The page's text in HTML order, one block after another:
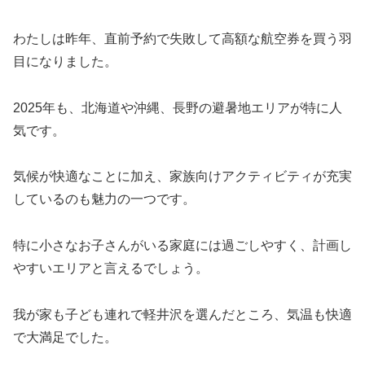
わたしは昨年、直前予約で失敗して高額な航空券を買う羽
目になりました。
2025年も、北海道や沖縄、長野の避暑地エリアが特に人
気です。
気候が快適なことに加え、家族向けアクティビティが充実
しているのも魅力の一つです。
特に小さなお子さんがいる家庭には過ごしやすく、計画し
やすいエリアと言えるでしょう。
我が家も子ども連れで軽井沢を選んだところ、気温も快適
で大満足でした。